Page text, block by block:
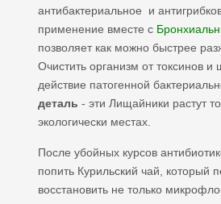
антибактериальное и
применение вместе с
позволяет как можно быстрее
Очистить организм от токсинов и
действие патогенной
деталь - эти Лищайники растут
экологически местах.
После убойных курсов
попить Курильский чай, который
восстановить не только